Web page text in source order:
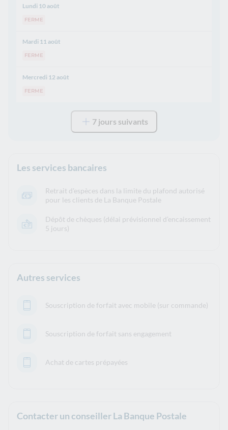
Lundi 10 août
FERME
Mardi 11 août
FERME
Mercredi 12 août
FERME
7 jours suivants
Les services bancaires
Retrait d'espèces dans la limite du plafond autorisé
pour les clients de La Banque Postale
Dépôt de chèques (délai prévisionnel d’encaissement
5 jours)
Autres services
Souscription de forfait avec mobile (sur commande)
Souscription de forfait sans engagement
Achat de cartes prépayées
Contacter un conseiller La Banque Postale